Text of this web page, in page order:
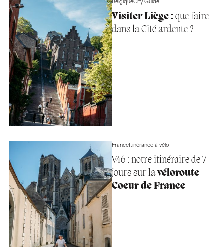
BelgiqueCity Guide
Visiter Liège :que faire
dans la Cité ardente ?
FranceItinérance à vélo
V46 : notre itinéraire de 7
jours sur lavéloroute
Coeur de France